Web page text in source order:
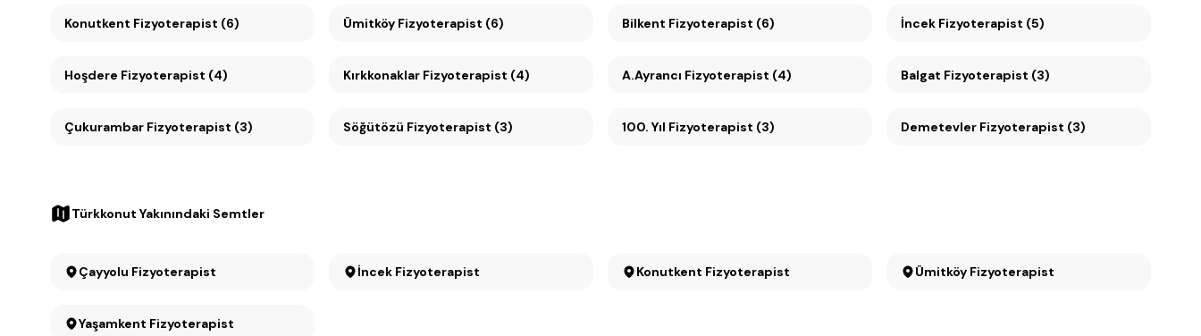
Konutkent Fizyoterapist (6) Ümitköy Fizyoterapist (6) Bilkent Fizyoterapist (6) İncek Fizyoterapist (5)
Hoşdere Fizyoterapist (4) Kırkkonaklar Fizyoterapist (4) A.Ayrancı Fizyoterapist (4) Balgat Fizyoterapist (3)
Çukurambar Fizyoterapist (3) Söğütözü Fizyoterapist (3) 100. Yıl Fizyoterapist (3) Demetevler Fizyoterapist (3)
Türkkonut Yakınındaki Semtler
Çayyolu Fizyoterapist İncek Fizyoterapist Konutkent Fizyoterapist Ümitköy Fizyoterapist
Yaşamkent Fizyoterapist